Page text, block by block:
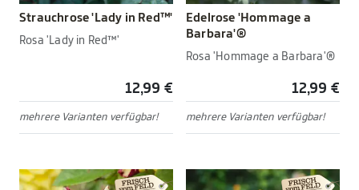
Strauchrose 'Lady in Red™'
Rosa 'Lady in Red™'
12,99 €
mehrere Varianten verfügbar!
Edelrose 'Hommage a
Barbara'®
Rosa 'Hommage a Barbara'®
12,99 €
mehrere Varianten verfügbar!